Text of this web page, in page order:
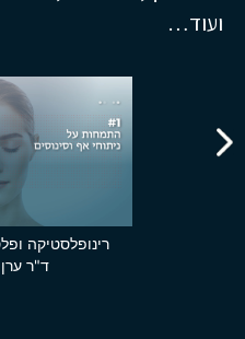
ועוד…
רינופלסטיקה
ד"ר ערן